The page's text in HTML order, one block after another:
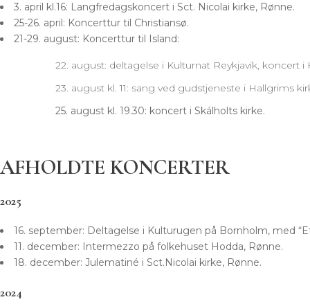
3. april kl.16: Langfredagskoncert i Sct. Nicolai kirke, Rønne.
25-26. april: Koncerttur til Christiansø.
21-29. august: Koncerttur til Island:
22. august: deltagelse i Kulturnat Reykjavik, koncert
23. august kl. 11: sang ved gudstjeneste i Hallgrims
25. august kl. 19.30: koncert i Skálholts kirke.
AFHOLDTE KONCERTER
2025
16. september: Deltagelse i Kulturugen på Bornholm, med
11. december: Intermezzo på folkehuset Hodda, Rønne.
18. december: Julematiné i Sct.Nicolai kirke, Rønne.
2024